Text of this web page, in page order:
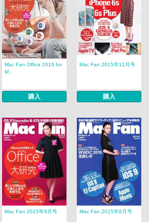
Mac Fan Office 2016 for
M...
購入
Mac Fan 2015年11月号
購入
Mac Fan 2015年9月号 Mac Fan 2015年8月号